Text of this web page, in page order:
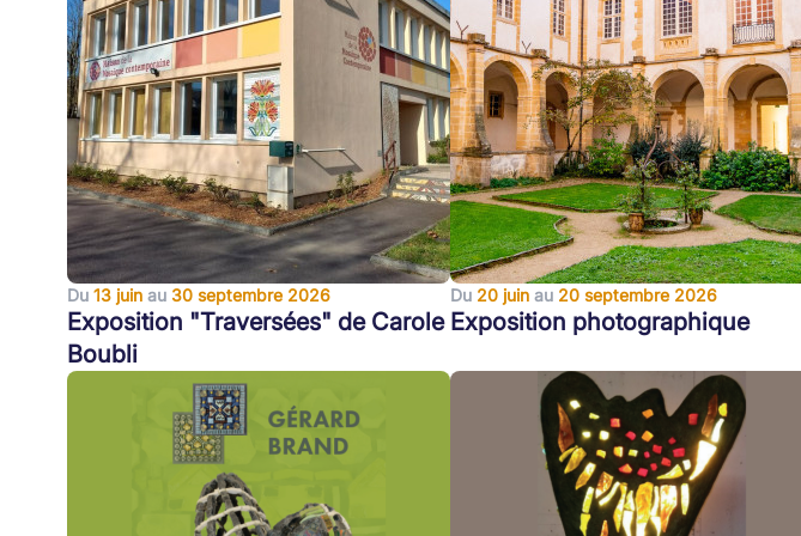
Du 13 juin au 30 septembre 2026
Exposition "Traversées" de Carole
Boubli
Du 20 juin au 20 septembre 2026
Exposition photographique